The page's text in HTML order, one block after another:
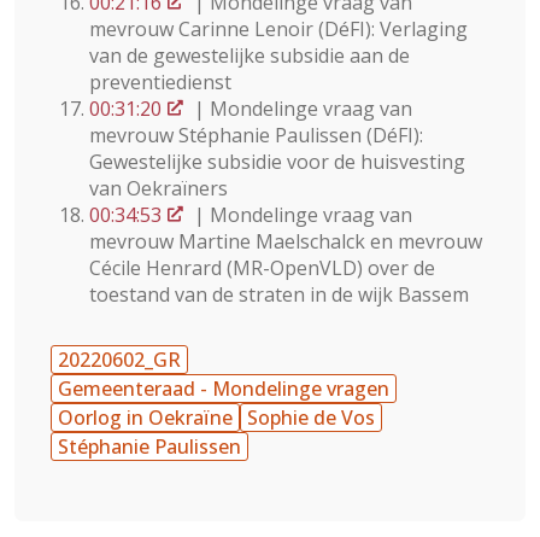
mevrouw Carinne Lenoir (DéFI): Verlaging
van de gewestelijke subsidie aan de
preventiedienst
00:31:20
| Mondelinge vraag van
mevrouw Stéphanie Paulissen (DéFI):
Gewestelijke subsidie voor de huisvesting
van Oekraïners
00:34:53
| Mondelinge vraag van
mevrouw Martine Maelschalck en mevrouw
Cécile Henrard (MR-OpenVLD) over de
toestand van de straten in de wijk Bassem
20220602_GR
Gemeenteraad - Mondelinge vragen
Oorlog in Oekraïne Sophie de Vos
Stéphanie Paulissen